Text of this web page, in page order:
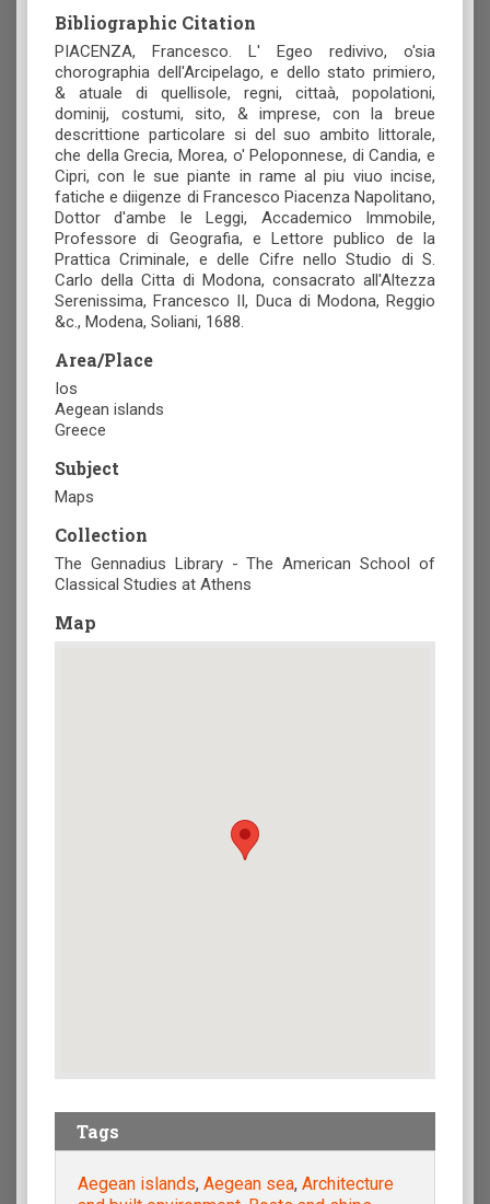
Bibliographic Citation
PIACENZA, Francesco. L' Egeo redivivo, o'sia
chorographia dell'Arcipelago, e dello stato primiero,
& atuale di quellisole, regni, cittaà, popolationi,
dominij, costumi, sito, & imprese, con la breue
descrittione particolare si del suo ambito littorale,
che della Grecia, Morea, o' Peloponnese, di Candia, e
Cipri, con le sue piante in rame al piu viuo incise,
fatiche e diigenze di Francesco Piacenza Napolitano,
Dottor d'ambe le Leggi, Accademico Immobile,
Professore di Geografia, e Lettore publico de la
Prattica Criminale, e delle Cifre nello Studio di S.
Carlo della Citta di Modona, consacrato all'Altezza
Serenissima, Francesco II, Duca di Modona, Reggio
&c., Modena, Soliani, 1688.
Area/Place
Ios
Aegean islands
Greece
Subject
Maps
Collection
The Gennadius Library - The American School of
Classical Studies at Athens
Map
Tags
Aegean islands, Aegean sea, Architecture